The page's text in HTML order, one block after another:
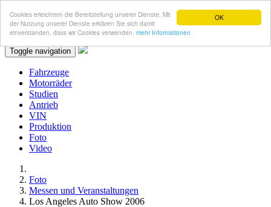
OK
Cookies erleichtern die Bereitstellung unserer Dienste. Mit
der Nutzung unserer Dienste erklären Sie sich damit
einverstanden, dass wir Cookies verwenden. mehr Informationen
Toggle navigation
Fahrzeuge
Motorräder
Studien
Antrieb
VIN
Produktion
Foto
Video
Foto
Messen und Veranstaltungen
Los Angeles Auto Show 2006